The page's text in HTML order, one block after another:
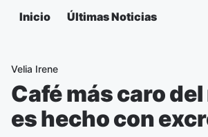
Inicio Últimas Noticias
Velia Irene
Café más caro
es hecho con